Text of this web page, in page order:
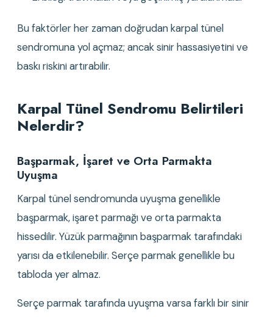
Bu faktörler her zaman doğrudan karpal tünel
sendromuna yol açmaz; ancak sinir hassasiyetini ve
baskı riskini artırabilir.
Karpal Tünel Sendromu Belirtileri
Nelerdir?
Başparmak, İşaret ve Orta Parmakta
Uyuşma
Karpal tünel sendromunda uyuşma genellikle
başparmak, işaret parmağı ve orta parmakta
hissedilir. Yüzük parmağının başparmak tarafındaki
yarısı da etkilenebilir. Serçe parmak genellikle bu
tabloda yer almaz.
Serçe parmak tarafında uyuşma varsa farklı bir sinir